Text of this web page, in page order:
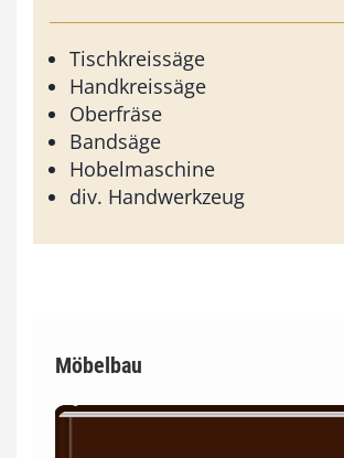
Tischkreissäge
Handkreissäge
Oberfräse
Bandsäge
Hobelmaschine
div. Handwerkzeug
Möbelbau